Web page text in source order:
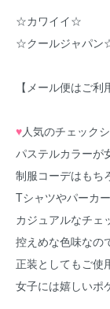
☆カワイイ☆
☆クールジャパン
【メール便はご利
♥人気のチェック
パステルカラーが
制服コーデはもち
Tシャツやパーカ
カジュアルなチェ
控えめな色味なの
正装としてもご使
女子には嬉しいポ